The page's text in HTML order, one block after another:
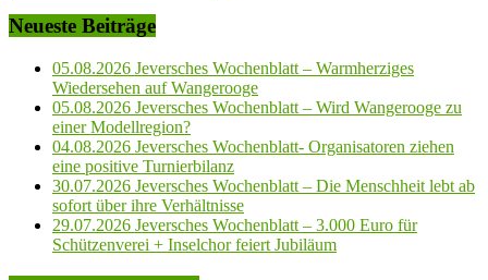
Neueste Beiträge
05.08.2026 Jeversches Wochenblatt – Warmherziges
Wiedersehen auf Wangerooge
05.08.2026 Jeversches Wochenblatt – Wird Wangerooge zu
einer Modellregion?
04.08.2026 Jeversches Wochenblatt- Organisatoren ziehen
eine positive Turnierbilanz
30.07.2026 Jeversches Wochenblatt – Die Menschheit lebt ab
sofort über ihre Verhältnisse
29.07.2026 Jeversches Wochenblatt – 3.000 Euro für
Schützenverei + Inselchor feiert Jubiläum